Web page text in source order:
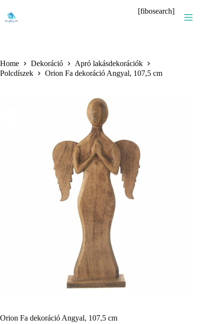
content
[fibosearch]
Home Dekoráció
Apró lakásdekorációk
Polcdíszek
Orion Fa dekoráció Angyal, 107,5 cm
Orion Fa dekoráció Angyal, 107,5 cm